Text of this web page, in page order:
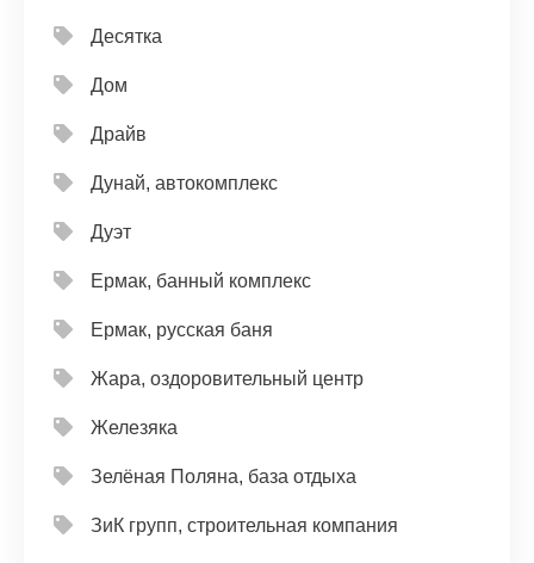
Десятка
Дом
Драйв
Дунай, автокомплекс
Дуэт
Ермак, банный комплекс
Ермак, русская баня
Жара, оздоровительный центр
Железяка
Зелёная Поляна, база отдыха
ЗиК групп, строительная компания